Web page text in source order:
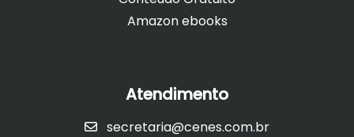
Amazon ebooks
Atendimento
secretaria@cenes.com.br